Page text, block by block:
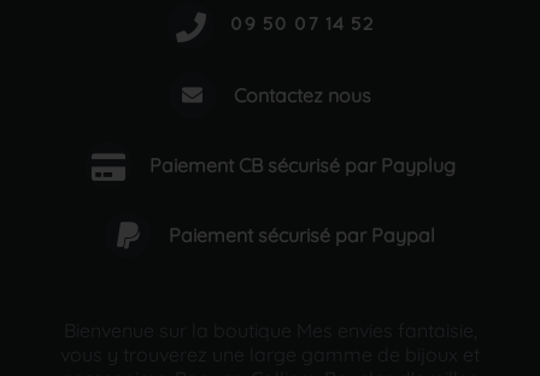
Contactez nous
Paiement CB sécurisé par Payplug
Paiement sécurisé par Paypal